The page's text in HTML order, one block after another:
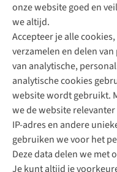
onze website goed en
we altijd.
Accepteer je alle
verzamelen en delen
van analytische,
analytische cookies
website wordt gebruikt.
we de website
IP-adres en andere
gebruiken we voor het
Deze data delen we met
Je kunt altijd je
Direct advies van
+31 (0)85 888 50 88
+31 6 12 28 49 80
Contactformulier